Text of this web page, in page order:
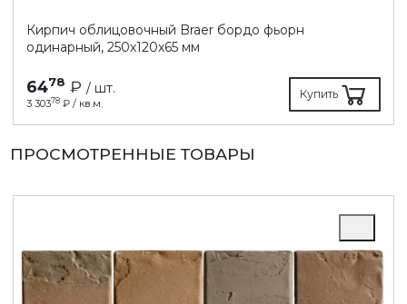
Кирпич облицовочный Braer бордо фьорн
одинарный, 250х120х65 мм
6478 ₽ / шт.
3 30378 ₽ / кв.м.
Купить
ПРОСМОТРЕННЫЕ ТОВАРЫ